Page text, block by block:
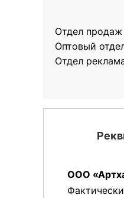
Отдел продаж
Оптовый
Отдел
ООО